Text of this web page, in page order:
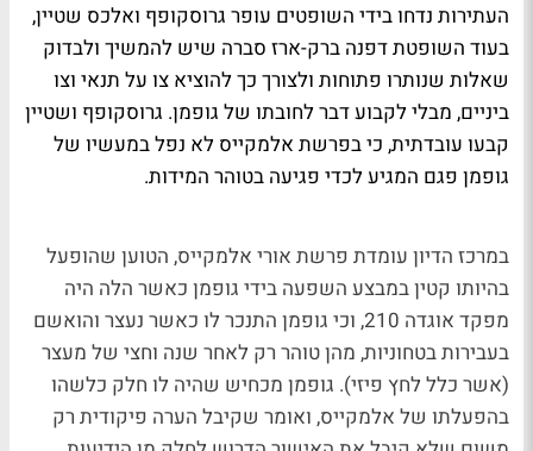
העתירות נדחו בידי השופטים עופר גרוסקופף ואלכס שטיין,
בעוד השופטת דפנה ברק-ארז סברה שיש להמשיך ולבדוק
שאלות שנותרו פתוחות ולצורך כך להוציא צו על תנאי וצו
ביניים, מבלי לקבוע דבר לחובתו של גופמן. גרוסקופף ושטיין
קבעו עובדתית, כי בפרשת אלמקייס לא נפל במעשיו של
גופמן פגם המגיע לכדי פגיעה בטוהר המידות.
במרכז הדיון עומדת פרשת אורי אלמקייס, הטוען שהופעל
בהיותו קטין במבצע השפעה בידי גופמן כאשר הלה היה
מפקד אוגדה 210, וכי גופמן התנכר לו כאשר נעצר והואשם
בעבירות בטחוניות, מהן טוהר רק לאחר שנה וחצי של מעצר
(אשר כלל לחץ פיזי). גופמן מכחיש שהיה לו חלק כלשהו
בהפעלתו של אלמקייס, ואומר שקיבל הערה פיקודית רק